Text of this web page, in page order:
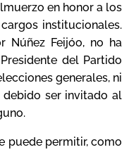
en honor a los
institucionales.
Núñez Feijóo, no ha
del Partido
generales, ni
ser invitado al
puede permitir, como